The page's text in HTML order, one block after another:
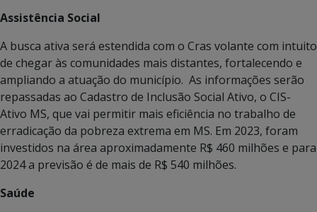
Assistência Social
A busca ativa será estendida com o Cras volante com intuito
de chegar às comunidades mais distantes, fortalecendo e
ampliando a atuação do município. As informações serão
repassadas ao Cadastro de Inclusão Social Ativo, o CIS-
Ativo MS, que vai permitir mais eficiência no trabalho de
erradicação da pobreza extrema em MS. Em 2023, foram
investidos na área aproximadamente R$ 460 milhões e para
2024 a previsão é de mais de R$ 540 milhões.
Saúde